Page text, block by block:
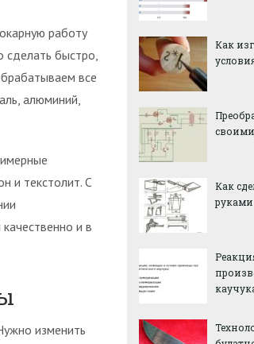
работу
сделать быстро,
все
алюминий,
и текстолит. С
и в
изменить
Как
Как
руками